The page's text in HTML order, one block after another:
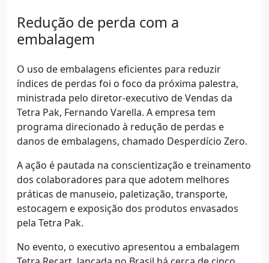
Redução de perda com a
embalagem
O uso de embalagens eficientes para reduzir
índices de perdas foi o foco da próxima palestra,
ministrada pelo diretor-executivo de Vendas da
Tetra Pak, Fernando Varella. A empresa tem
programa direcionado à redução de perdas e
danos de embalagens, chamado Desperdício Zero.
A ação é pautada na conscientização e treinamento
dos colaboradores para que adotem melhores
práticas de manuseio, paletização, transporte,
estocagem e exposição dos produtos envasados
pela Tetra Pak.
No evento, o executivo apresentou a embalagem